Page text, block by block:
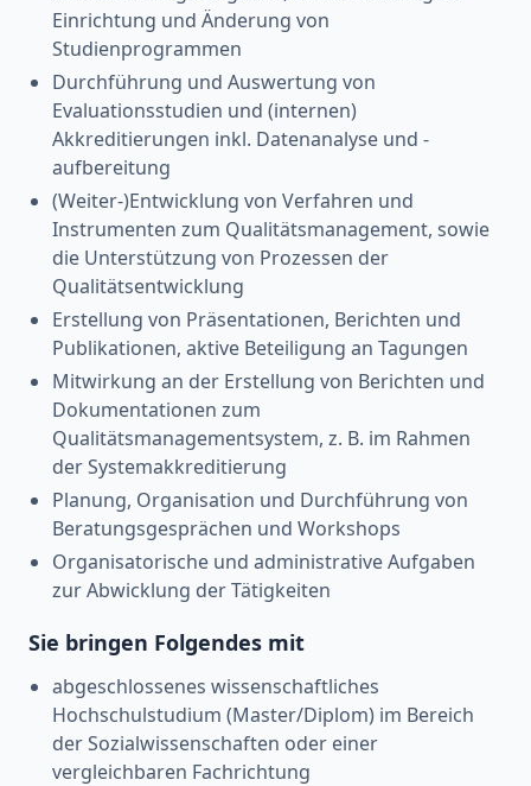
Einrichtung und Änderung von
Studienprogrammen
Durchführung und Auswertung von
Evaluationsstudien und (internen)
Akkreditierungen inkl. Datenanalyse und -
aufbereitung
(Weiter-)Entwicklung von Verfahren und
Instrumenten zum Qualitätsmanagement, sowie
die Unterstützung von Prozessen der
Qualitätsentwicklung
Erstellung von Präsentationen, Berichten und
Publikationen, aktive Beteiligung an Tagungen
Mitwirkung an der Erstellung von Berichten und
Dokumentationen zum
Qualitätsmanagementsystem, z. B. im Rahmen
der Systemakkreditierung
Planung, Organisation und Durchführung von
Beratungsgesprächen und Workshops
Organisatorische und administrative Aufgaben
zur Abwicklung der Tätigkeiten
Sie bringen Folgendes mit
abgeschlossenes wissenschaftliches
Hochschulstudium (Master/Diplom) im Bereich
der Sozialwissenschaften oder einer
vergleichbaren Fachrichtung